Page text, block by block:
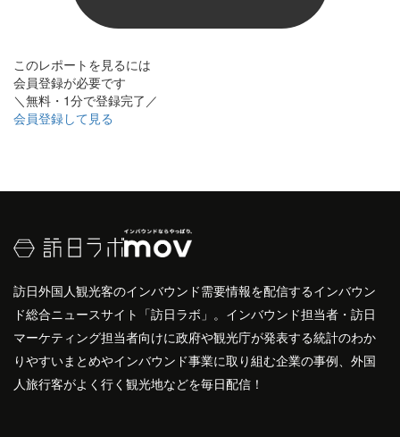
このレポートを見るには
会員登録が必要です
＼無料・1分で登録完了／
会員登録して見る
訪日外国人観光客のインバウンド需要情報を配信するインバウン
ド総合ニュースサイト「訪日ラボ」。インバウンド担当者・訪日
マーケティング担当者向けに政府や観光庁が発表する統計のわか
りやすいまとめやインバウンド事業に取り組む企業の事例、外国
人旅行客がよく行く観光地などを毎日配信！